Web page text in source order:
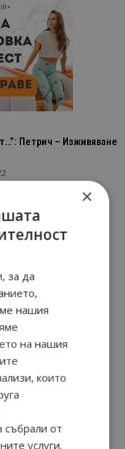
Петрич – Изживяване
Пловдив, градът на
Перник – град на
и вдъхновяващите...
×
за да
нашия
на нашия
които
събрали от
услуги.